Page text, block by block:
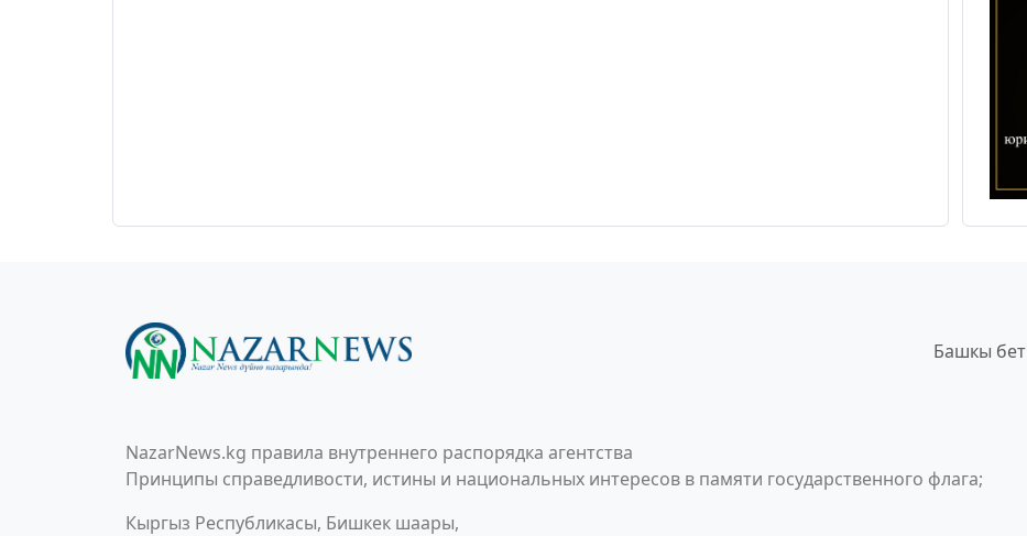
Башкы бет
NazarNews.kg правила внутреннего распорядка агентства
Принципы справедливости, истины и национальных интересов в памяти государственного флага;
Кыргыз Республикасы, Бишкек шаары,